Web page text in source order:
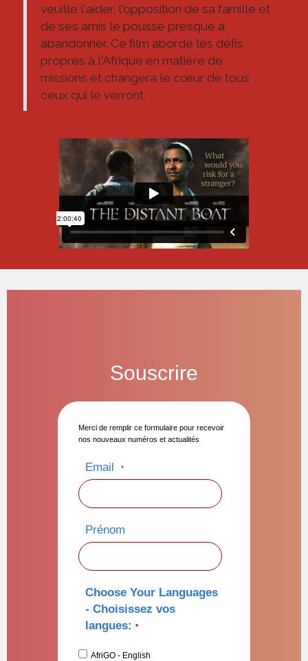
veuille l'aider, l'opposition de sa famille et
de ses amis le pousse presque à
abandonner. Ce film aborde les défis
propres à l'Afrique en matière de
missions et changera le cœur de tous
ceux qui le verront.
Souscrire
Merci de remplir ce formulaire pour recevoir
nos nouveaux numéros et actualités
Email *
Prénom
Choose Your Languages
- Choisissez vos
langues: *
AfriGO - English